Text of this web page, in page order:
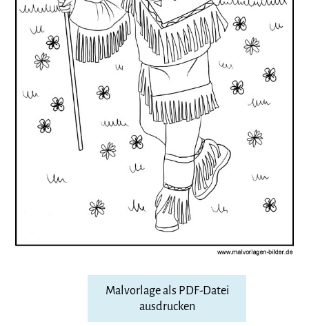
Malvorlage als PDF-Datei
ausdrucken